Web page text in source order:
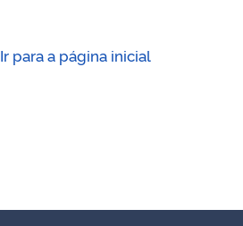
Ir para a página inicial